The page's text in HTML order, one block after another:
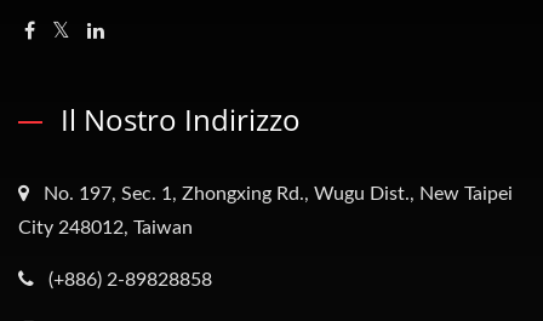
Il Nostro Indirizzo
No. 197, Sec. 1, Zhongxing Rd., Wugu Dist., New Taipei
City 248012, Taiwan
(+886) 2-89828858